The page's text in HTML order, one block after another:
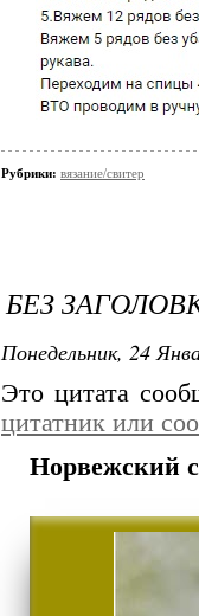
Рубрики: вязание/свитер
БЕЗ
Понедельник, 24
Это цитата
цитатник или
Норвежский